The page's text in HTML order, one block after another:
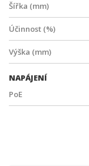
Šířka (mm)
Účinnost (%)
Výška (mm)
NAPÁJENÍ
PoE